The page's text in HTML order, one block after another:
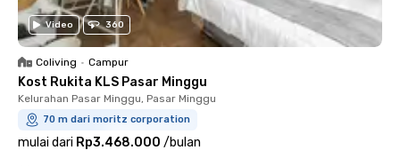
Video 360
Coliving • Campur
Kost Rukita KLS Pasar Minggu
Kelurahan Pasar Minggu, Pasar Minggu
70 m dari moritz corporation
mulai dari Rp3.468.000 /bulan